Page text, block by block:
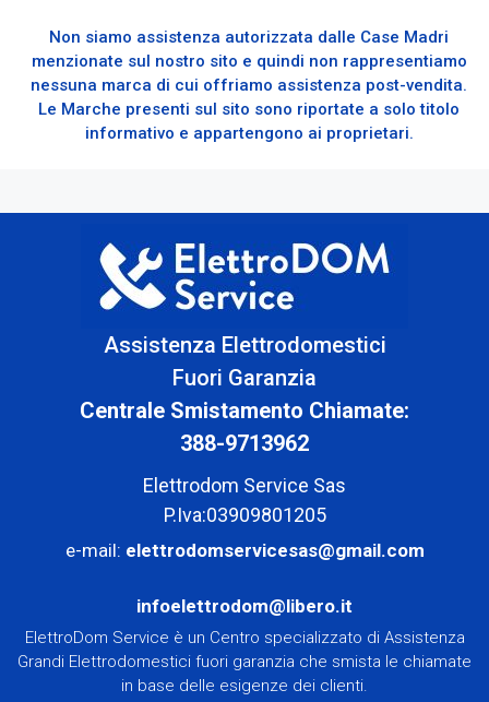
Non siamo assistenza autorizzata dalle Case Madri
menzionate sul nostro sito e quindi non rappresentiamo
nessuna marca di cui offriamo assistenza post-vendita.
Le Marche presenti sul sito sono riportate a solo titolo
informativo e appartengono ai proprietari.
Assistenza Elettrodomestici
Fuori Garanzia
Centrale Smistamento Chiamate:
388-9713962
Elettrodom Service Sas
P.Iva:03909801205
e-mail: elettrodomservicesas@gmail.com
infoelettrodom@libero.it
ElettroDom Service è un Centro specializzato di Assistenza
Grandi Elettrodomestici fuori garanzia che smista le chiamate
in base delle esigenze dei clienti.